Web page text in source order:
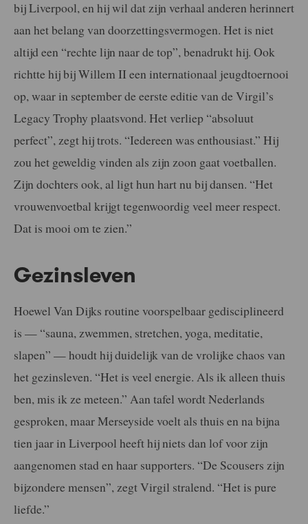
bij Liverpool, en hij wil dat zijn verhaal anderen herinnert
aan het belang van doorzettingsvermogen. Het is niet
altijd een “rechte lijn naar de top”, benadrukt hij. Ook
richtte hij bij Willem II een internationaal jeugdtoernooi
op, waar in september de eerste editie van de Virgil’s
Legacy Trophy plaatsvond. Het verliep “absoluut
perfect”, zegt hij trots. “Iedereen was enthousiast.” Hij
zou het geweldig vinden als zijn zoon gaat voetballen.
Zijn dochters ook, al ligt hun hart nu bij dansen. “Het
vrouwenvoetbal krijgt tegenwoordig veel meer respect.
Dat is mooi om te zien.”
Gezinsleven
Hoewel Van Dijks routine voorspelbaar gedisciplineerd
is — “sauna, zwemmen, stretchen, yoga, meditatie,
slapen” — houdt hij duidelijk van de vrolijke chaos van
het gezinsleven. “Het is veel energie. Als ik alleen thuis
ben, mis ik ze meteen.” Aan tafel wordt Nederlands
gesproken, maar Merseyside voelt als thuis en na bijna
tien jaar in Liverpool heeft hij niets dan lof voor zijn
aangenomen stad en haar supporters. “De Scousers zijn
bijzondere mensen”, zegt Virgil stralend. “Het is pure
liefde.”